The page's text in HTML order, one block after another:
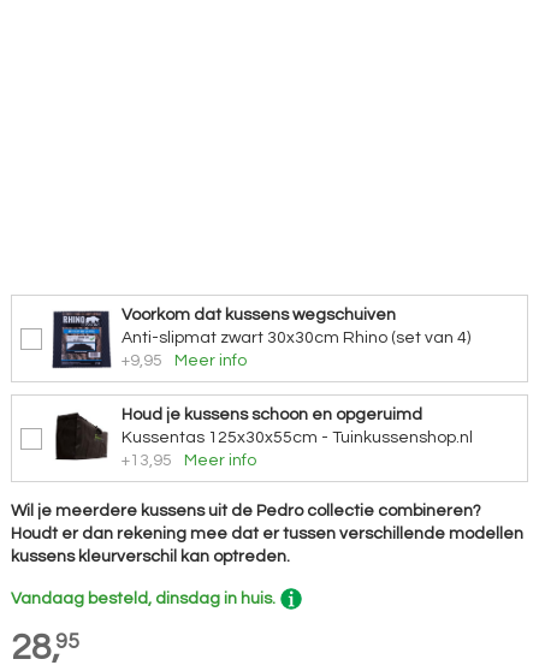
Voorkom dat kussens wegschuiven
Anti-slipmat zwart 30x30cm Rhino (set van 4)
+9,95
Meer info
Houd je kussens schoon en opgeruimd
Kussentas 125x30x55cm - Tuinkussenshop.nl
+13,95
Meer info
Wil je meerdere kussens uit de Pedro collectie combineren?
Houdt er dan rekening mee dat er tussen verschillende modellen
kussens kleurverschil kan optreden.
Vandaag besteld, dinsdag in huis.
28,95